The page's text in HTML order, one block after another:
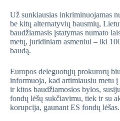
Už sunkiausias inkriminuojamas
be kitų alternatyvių bausmių,
baudžiamasis įstatymas numato
metų, juridiniam asmeniui – iki
baudą.
Europos deleguotųjų prokurorų
informuoja, kad artimiausiu metu į
ir kitos baudžiamosios bylos,
fondų lėšų sukčiavimu, tiek ir su
korupcija, gaunant ES fondų lėšas.